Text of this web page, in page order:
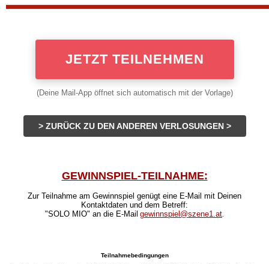
JETZT TEILNEHMEN
(Deine Mail-App öffnet sich automatisch mit der Vorlage)
> ZURÜCK ZU DEN ANDEREN VERLOSUNGEN >
GEWINNSPIEL-TEILNAHME:
Zur Teilnahme am Gewinnspiel genügt eine E-Mail mit Deinen
Kontaktdaten und dem Betreff:
"SOLO MIO" an die E-Mail gewinnspiel@szene1.at.
Teilnahmebedingungen